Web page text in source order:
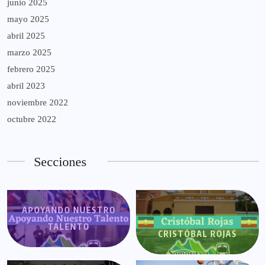
junio 2025
mayo 2025
abril 2025
marzo 2025
febrero 2025
abril 2023
noviembre 2022
octubre 2022
Secciones
APOYANDO NUESTRO
TALENTO
CRISTÓBAL ROJAS